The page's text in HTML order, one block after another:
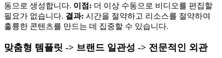
동으로 생성합니다. 이점: 더 이상 수동으로 비디오를 편집할
필요가 없습니다. 결과: 시간을 절약하고 리소스를 절약하여
훌륭한 콘텐츠를 만드는 데 집중할 수 있습니다.
맞춤형 템플릿 -> 브랜드 일관성 -> 전문적인 외관